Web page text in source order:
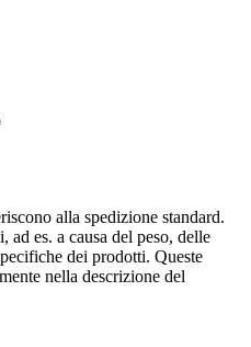
alla spedizione standard.
ad es. a causa del peso, delle
dei prodotti. Queste
nella descrizione del